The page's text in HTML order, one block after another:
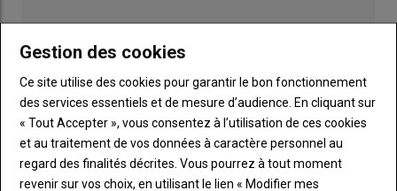
Gestion des cookies
Ce site utilise des cookies pour garantir le bon fonctionnement
des services essentiels et de mesure d’audience. En cliquant sur
« Tout Accepter », vous consentez à l’utilisation de ces cookies
et au traitement de vos données à caractère personnel au
regard des finalités décrites. Vous pourrez à tout moment
revenir sur vos choix, en utilisant le lien « Modifier mes